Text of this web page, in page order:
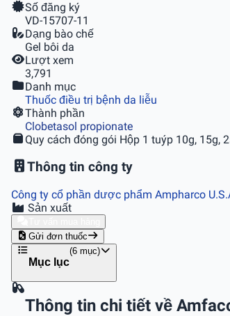
Số đăng ký
VD-15707-11
Dạng bào chế
Gel bôi da
Lượt xem
3,791
Danh mục
Thuốc điều trị bệnh da liễu
Thành phần
Clobetasol propionate
Quy cách đóng gói Hộp 1 tuýp 10g, 15g,
Thông tin công ty
Công ty cổ phần dược phẩm Ampharco
Sản xuất
Gửi đơn thuốc
Mục lục
(6 mục)
Thông tin chi tiết về